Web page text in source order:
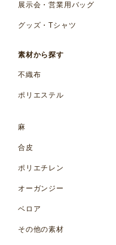
展示会・営業用バッグ
グッズ・Tシャツ
素材から探す
不織布
ポリエステル
麻
合皮
ポリエチレン
オーガンジー
ベロア
その他の素材